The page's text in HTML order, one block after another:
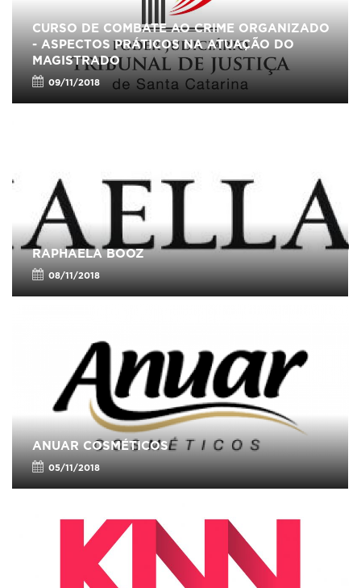
CURSO DE COMBATE AO CRIME ORGANIZADO
- ASPECTOS PRÁTICOS NA ATUAÇÃO DO
MAGISTRADO
09/11/2018
RAPHAELA BOOZ
08/11/2018
ANUAR COSMÉTICOS
05/11/2018